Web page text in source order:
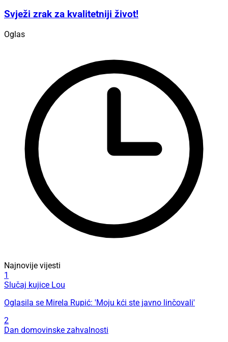
Svježi zrak za kvalitetniji život!
Oglas
Najnovije vijesti
1
Slučaj kujice Lou
Oglasila se Mirela Rupić: 'Moju kći ste javno linčovali'
2
Dan domovinske zahvalnosti